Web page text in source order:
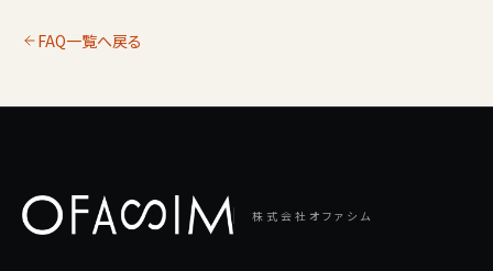
FAQ一覧へ戻る
株式会社オファシム